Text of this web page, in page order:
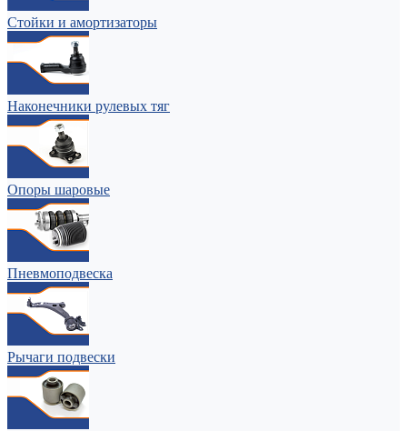
Стойки и амортизаторы
Наконечники рулевых тяг
Опоры шаровые
Пневмоподвеска
Рычаги подвески